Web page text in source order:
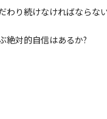
わり続けなければならな
絶対的自信はあるか?